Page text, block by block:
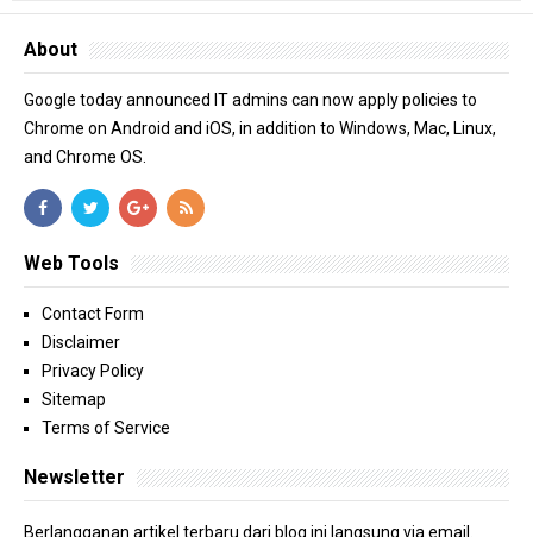
About
Google today announced IT admins can now apply policies to
Chrome on Android and iOS, in addition to Windows, Mac, Linux,
and Chrome OS.
Web Tools
Contact Form
Disclaimer
Privacy Policy
Sitemap
Terms of Service
Newsletter
Berlangganan artikel terbaru dari blog ini langsung via email.